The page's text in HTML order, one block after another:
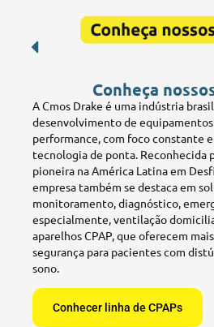
Conheça
A Cmos Drake é uma indústria
desenvolvimento de
performance, com foco constante
tecnologia de ponta. Reconhecida
pioneira na América Latina em
empresa também se destaca em
monitoramento, diagnóstico,
especialmente, ventilação
aparelhos CPAP, que oferecem
segurança para pacientes com
sono.
Conhecer linha de CPAPs